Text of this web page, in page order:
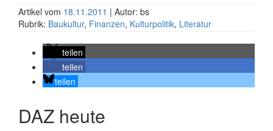
Artikel vom 18.11.2011 | Autor: bs
Rubrik: Baukultur, Finanzen, Kulturpolitik, Literatur
teilen
teilen
teilen
DAZ heute